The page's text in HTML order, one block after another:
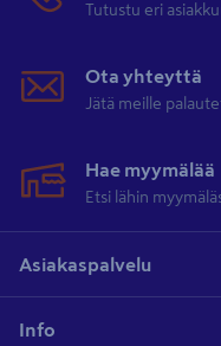
Tutustu eri
Ota yhteyttä
Jätä meille
Hae myymälää
Etsi lähin
Asiakaspalvelu
Info